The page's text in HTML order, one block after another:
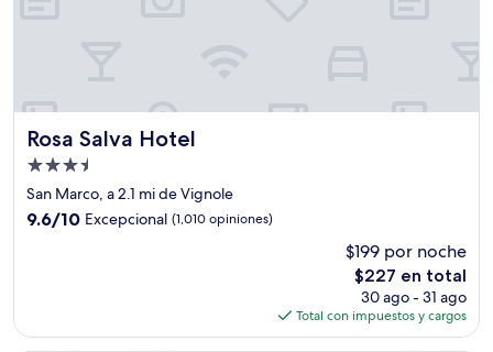
Rosa Salva Hotel
Rosa Salva Hotel
Propiedad
de
3.5
San Marco, a 2.1 mi de Vignole
9.6
9.6/10 Excepcional (1,010 opiniones)
$199 por noche
El
precio
actual
es
$227 en total
30 ago - 31 ago
Total con impuestos y cargos